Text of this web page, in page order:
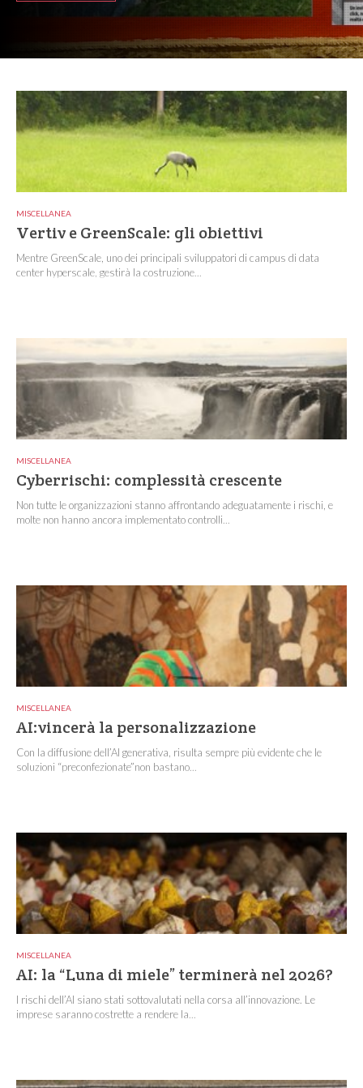
MISCELLANEA
Vertiv e GreenScale: gli obiettivi
Mentre GreenScale, uno dei principali sviluppatori di campus di data
center hyperscale, gestirà la costruzione...
MISCELLANEA
Cyberrischi: complessità crescente
Non tutte le organizzazioni stanno affrontando adeguatamente i rischi, e
molte non hanno ancora implementato controlli...
MISCELLANEA
AI:vincerà la personalizzazione
Con la diffusione dell’AI generativa, risulta sempre più evidente che le
soluzioni “preconfezionate”non bastano...
MISCELLANEA
AI: la “Luna di miele” terminerà nel 2026?
I rischi dell’AI siano stati sottovalutati nella corsa all’innovazione. Le
imprese saranno costrette a rendere la...